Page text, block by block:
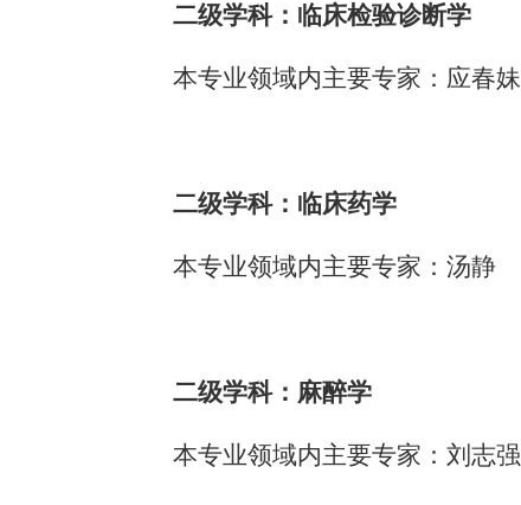
二级学科：临床检验诊断学
本专业领域内主要专家：应春妹
二级学科：临床药学
本专业领域内主要专家：汤静
二级学科：麻醉学
本专业领域内主要专家：刘志强